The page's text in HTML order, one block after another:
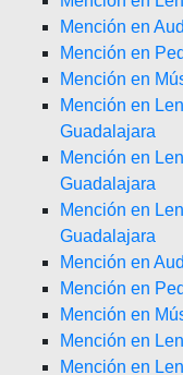
Mención en
Mención en
Mención en
Mención en
Guadalajara
Mención en
Guadalajara
Mención en
Guadalajara
Mención en
Mención en
Mención en
Mención en
Mención en